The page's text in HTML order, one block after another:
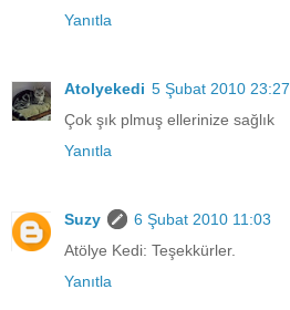
Yanıtla
Atolyekedi 5 Şubat 2010 23:27
Çok şık plmuş ellerinize sağlık
Yanıtla
Suzy
6 Şubat 2010 11:03
Atölye Kedi: Teşekkürler.
Yanıtla